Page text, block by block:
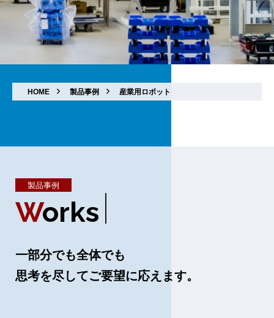
HOME 製品事例 産業用ロボット
製品事例
WORKS
一部分でも全体でも
思考を尽してご要望に応えます。